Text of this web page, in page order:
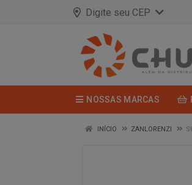
Digite seu CEP
NOSSAS MARCAS
INÍCIO ZANLORENZI